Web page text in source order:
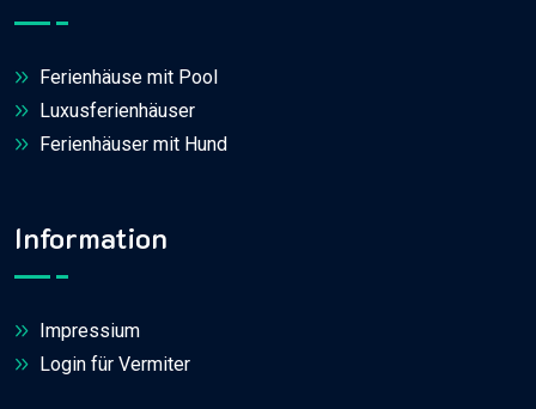
Ferienhäuse mit Pool
Luxusferienhäuser
Ferienhäuser mit Hund
Information
Impressium
Login für Vermiter